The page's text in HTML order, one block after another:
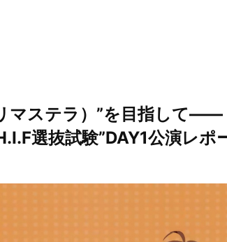
マステラ）”を目指して
選抜試験”DAY1公演レポ